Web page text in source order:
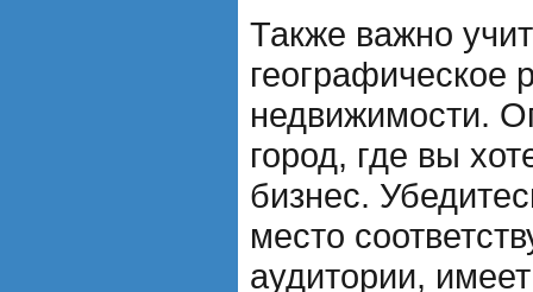
Также важно
географическое
недвижимости.
город, где вы
бизнес.
место
аудитории,